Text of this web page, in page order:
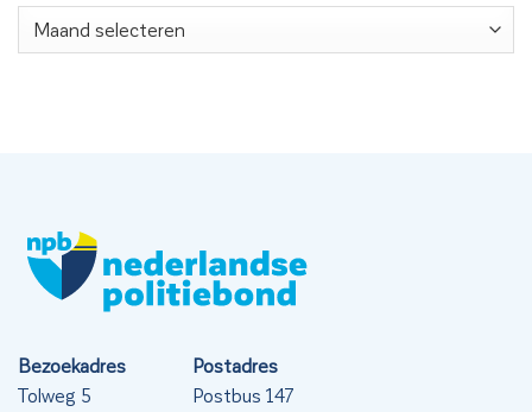
Nieuwsarchief
Bezoekadres
Tolweg 5
Postadres
Postbus 147